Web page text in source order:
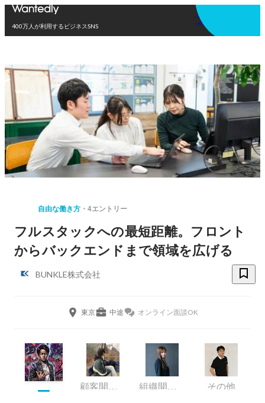
400万人が利用するビジネスSNS
アプリを使う
自由な働き方 4エントリー
フルスタックへの最短距離。フロント
からバックエンドまで領域を広げる
BUNKLE株式会社
東京 中途 オンライン面談OK
顧客開発本部 組織開発本部 その他